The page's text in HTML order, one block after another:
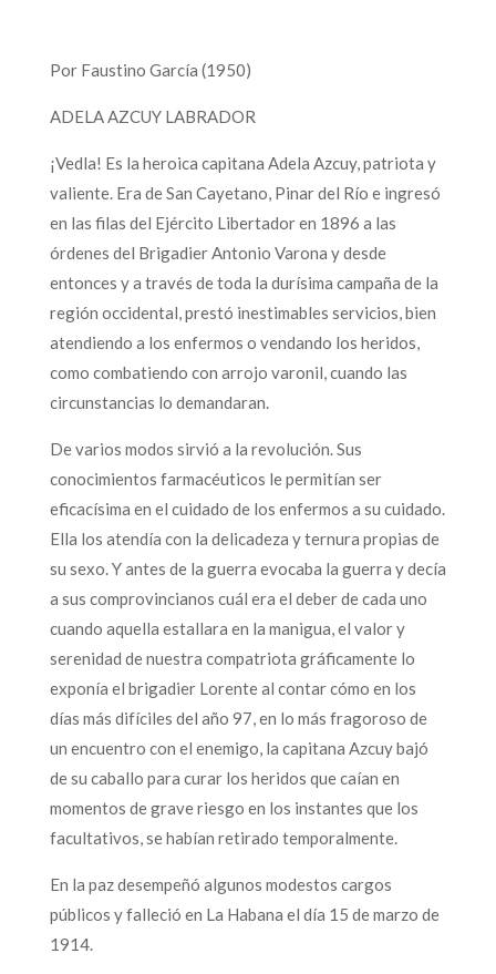
Por Faustino García (1950)
ADELA AZCUY LABRADOR
¡Vedla! Es la heroica capitana Adela Azcuy, patriota y
valiente. Era de San Cayetano, Pinar del Río e ingresó
en las filas del Ejército Libertador en 1896 a las
órdenes del Brigadier Antonio Varona y desde
entonces y a través de toda la durísima campaña de la
región occidental, prestó inestimables servicios, bien
atendiendo a los enfermos o vendando los heridos,
como combatiendo con arrojo varonil, cuando las
circunstancias lo demandaran.
De varios modos sirvió a la revolución. Sus
conocimientos farmacéuticos le permitían ser
eficacísima en el cuidado de los enfermos a su cuidado.
Ella los atendía con la delicadeza y ternura propias de
su sexo. Y antes de la guerra evocaba la guerra y decía
a sus comprovincianos cuál era el deber de cada uno
cuando aquella estallara en la manigua, el valor y
serenidad de nuestra compatriota gráficamente lo
exponía el brigadier Lorente al contar cómo en los
días más difíciles del año 97, en lo más fragoroso de
un encuentro con el enemigo, la capitana Azcuy bajó
de su caballo para curar los heridos que caían en
momentos de grave riesgo en los instantes que los
facultativos, se habían retirado temporalmente.
En la paz desempeñó algunos modestos cargos
públicos y falleció en La Habana el día 15 de marzo de
1914.